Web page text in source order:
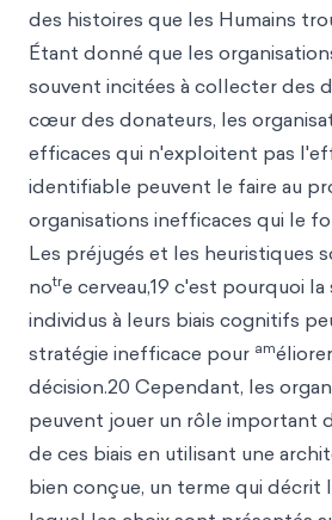
des histoires que les Humains
Étant donné que les
souvent incitées à collecter des
cœur des donateurs, les
efficaces qui n'exploitent pas
identifiable peuvent le faire au
organisations inefficaces qui le
Les préjugés et les heuristiques
notre cerveau,19 c'est pourquoi
individus à leurs biais cognitifs
stratégie inefficace pour am
décision.20 Cependant, les
peuvent jouer un rôle important
de ces biais en utilisant une
bien conçue, un terme qui décrit